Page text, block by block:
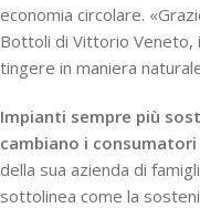
economia circolare.
Bottoli di Vittorio Veneto,
tingere in maniera
Impianti sempre più
cambiano i
della sua azienda di
sottolinea come la